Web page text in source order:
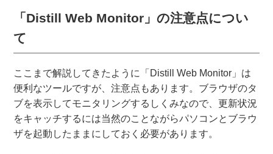
「Distill Web Monitor」の注意点につい
て
ここまで解説してきたように「Distill Web Monitor」は
便利なツールですが、注意点もあります。ブラウザのタ
ブを表示してモニタリングするしくみなので、更新状況
をキャッチするには当然のことながらパソコンとブラウ
ザを起動したままにしておく必要があります。